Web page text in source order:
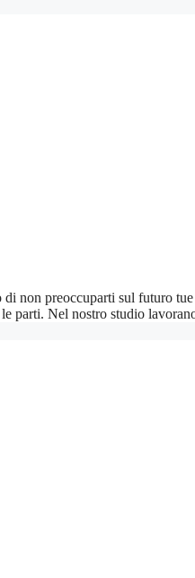
non preoccuparti sul futuro
le parti. Nel nostro studio